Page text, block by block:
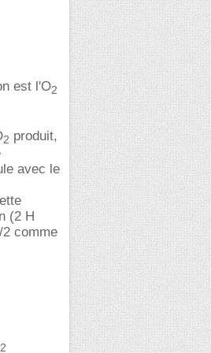
est l'O2
2 produit,
avec le
(2 H
comme
2